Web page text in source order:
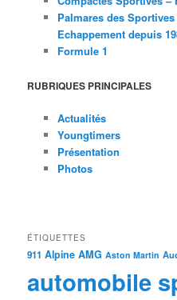
Palmares des
Echappement depuis
Formule 1
RUBRIQUES PRINCIPALES
Actualités
Youngtimers
Présentation
Photos
ÉTIQUETTES
911 Alpine AMG Aston Martin
automobile